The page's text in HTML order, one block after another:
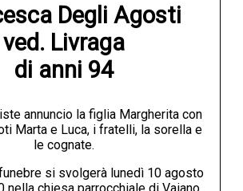
Degli Agosti
ved. Livraga
di anni 94
annuncio la figlia Margherita con
Marta e Luca, i fratelli, la sorella e
le cognate.
si svolgerà lunedì 10 agosto
nella chiesa parrocchiale di Vaiano